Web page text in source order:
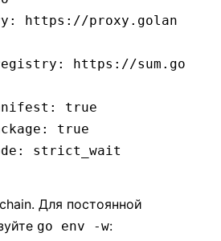
:
https://proxy.golan
registry
:
https://sum.go
manifest
:
true
:
true
: strict_wait
Для постоянной
go env -w: